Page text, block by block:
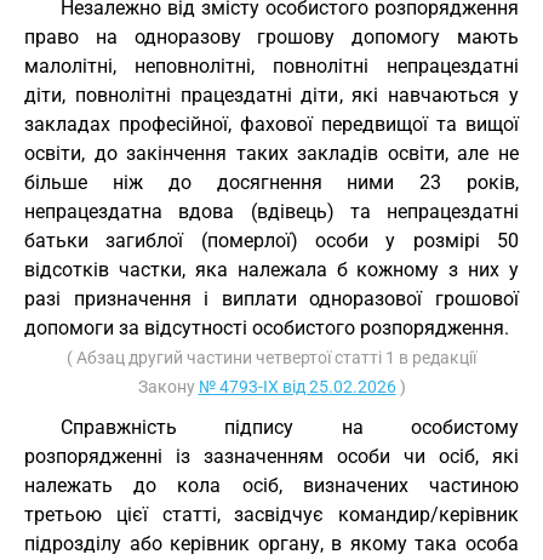
Незалежно від змісту особистого розпорядження
право на одноразову грошову допомогу мають
малолітні, неповнолітні, повнолітні непрацездатні
діти, повнолітні працездатні діти, які навчаються у
закладах професійної, фахової передвищої та вищої
освіти, до закінчення таких закладів освіти, але не
більше ніж до досягнення ними 23 років,
непрацездатна вдова (вдівець) та непрацездатні
батьки загиблої (померлої) особи у розмірі 50
відсотків частки, яка належала б кожному з них у
разі призначення і виплати одноразової грошової
допомоги за відсутності особистого розпорядження.
( Абзац другий частини четвертої статті 1 в редакції
Закону № 4793-IX від 25.02.2026)
Справжність підпису на особистому
розпорядженні із зазначенням особи чи осіб, які
належать до кола осіб, визначених частиною
третьою цієї статті, засвідчує командир/керівник
підрозділу або керівник органу, в якому така особа